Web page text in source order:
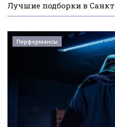
Лучшие подборки в
Перформансы